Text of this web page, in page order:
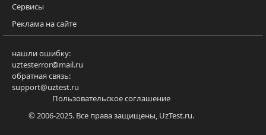
Сервисы
Реклама на сайте
нашли ошибку:
uztesterror@mail.ru
обратная связь:
support@uztest.ru
Пользовательское соглашение
© 2006-2025. Все права защищены, UzTest.ru.